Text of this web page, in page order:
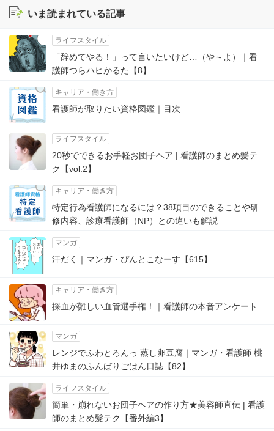
いま読まれている記事
ライフスタイル
「辞めてやる！」って言いたいけど…（や～よ）｜看
護師つらハピかるた【8】
キャリア・働き方
看護師が取りたい資格図鑑｜目次
ライフスタイル
20秒でできるお手軽お団子ヘア | 看護師のまとめ髪テ
ク【vol.2】
キャリア・働き方
特定行為看護師になるには？38項目のできることや研
修内容、診療看護師（NP）との違いも解説
マンガ
汗だく｜マンガ・ぴんとこなーす【615】
キャリア・働き方
採血が難しい血管選手権！｜看護師の本音アンケート
マンガ
レンジでふわとろんっ 蒸し卵豆腐｜マンガ・看護師 桃
井ゆまのふんばりごはん日誌【82】
ライフスタイル
簡単・崩れないお団子ヘアの作り方★美容師直伝 | 看護
師のまとめ髪テク【番外編3】